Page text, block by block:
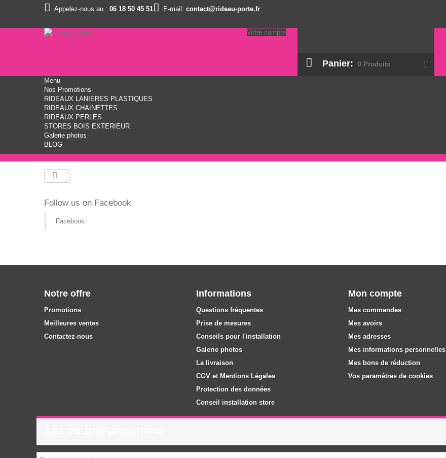
Appelez-nous au : 06 18 50 45 51 E-mail: contact@rideau-porte.fr
Panier: 0 Produits
Votre compte
Menu
Nos Promotions
RIDEAUX LANIERES PLASTIQUES
RIDEAUX CHAINETTES
RIDEAUX PERLES
STORES BOIS EXTERIEUR
Galerie photos
BLOG
Follow us on Facebook
Facebook
Notre offre
Promotions
Meilleures ventes
Contactez-nous
Informations
Questions fréquentes
Prise de mesures
Conseils pour l'installation
Galerie photos
La livraison
CGV et Mentions Légales
Protection des données
Conseil installation store
Mon compte
Mes commandes
Mes avoirs
Mes adresses
Mes informations personnelles
Mes bons de réduction
Vos paramètres de cookies